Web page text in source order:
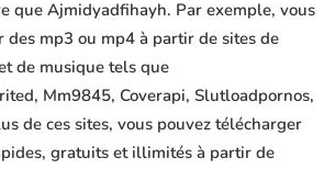
que Ajmidyadfihayh. Par exemple, vous
des mp3 ou mp4 à partir de sites de
de musique tels que
Mm9845, Coverapi, Slutloadpornos,
de ces sites, vous pouvez télécharger
gratuits et illimités à partir de